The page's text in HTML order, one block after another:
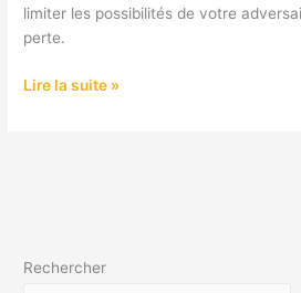
limiter les possibilités de votre
perte.
Lire la suite »
Rechercher